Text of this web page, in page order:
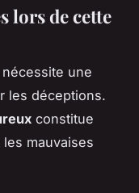
lors de cette
une
les déceptions.
constitue
mauvaises